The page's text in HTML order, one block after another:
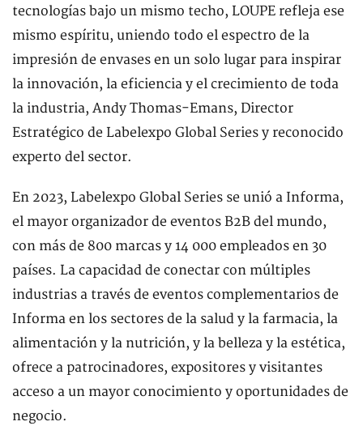
tecnologías bajo un mismo techo, LOUPE refleja ese
mismo espíritu, uniendo todo el espectro de la
impresión de envases en un solo lugar para inspirar
la innovación, la eficiencia y el crecimiento de toda
la industria, Andy Thomas-Emans, Director
Estratégico de Labelexpo Global Series y reconocido
experto del sector.
En 2023, Labelexpo Global Series se unió a Informa,
el mayor organizador de eventos B2B del mundo,
con más de 800 marcas y 14 000 empleados en 30
países. La capacidad de conectar con múltiples
industrias a través de eventos complementarios de
Informa en los sectores de la salud y la farmacia, la
alimentación y la nutrición, y la belleza y la estética,
ofrece a patrocinadores, expositores y visitantes
acceso a un mayor conocimiento y oportunidades de
negocio.